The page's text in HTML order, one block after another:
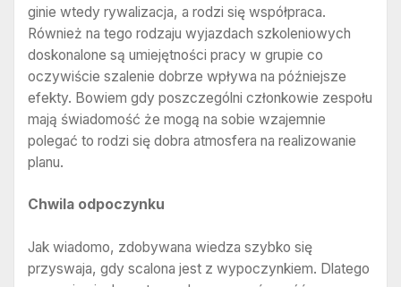
ginie wtedy rywalizacja, a rodzi się współpraca.
Również na tego rodzaju wyjazdach szkoleniowych
doskonalone są umiejętności pracy w grupie co
oczywiście szalenie dobrze wpływa na późniejsze
efekty. Bowiem gdy poszczególni członkowie zespołu
mają świadomość że mogą na sobie wzajemnie
polegać to rodzi się dobra atmosfera na realizowanie
planu.
Chwila odpoczynku
Jak wiadomo, zdobywana wiedza szybko się
przyswaja, gdy scalona jest z wypoczynkiem. Dlatego